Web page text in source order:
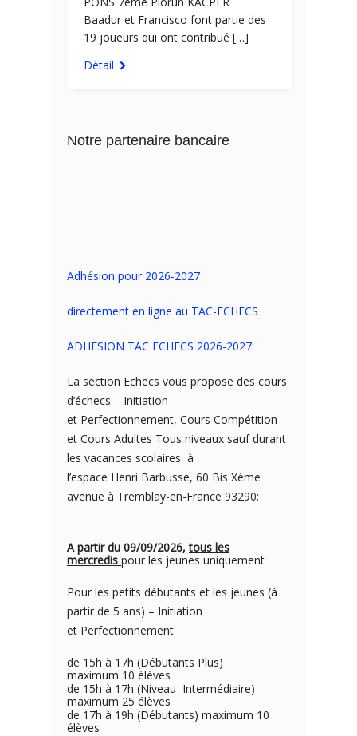
Baadur et Francisco font partie des
19 joueurs qui ont contribué […]
Détail
Notre partenaire bancaire
Adhésion pour 2026-2027
directement en ligne au TAC-ECHECS
ADHESION TAC ECHECS 2026-2027:
La section Echecs vous propose des cours
d’échecs – Initiation
et Perfectionnement, Cours Compétition
et Cours Adultes Tous niveaux sauf durant
les vacances scolaires à
l’espace Henri Barbusse, 60 Bis Xème
avenue à Tremblay-en-France 93290:
A partir du 09/09/2026,tous les
mercredis pour les jeunes uniquement
Pour les petits débutants et les jeunes (à
partir de 5 ans) – Initiation
et Perfectionnement
de 15h à 17h (Débutants Plus)
maximum 10 élèves
de 15h à 17h (Niveau Intermédiaire)
maximum 25 élèves
de 17h à 19h (Débutants) maximum 10
élèves